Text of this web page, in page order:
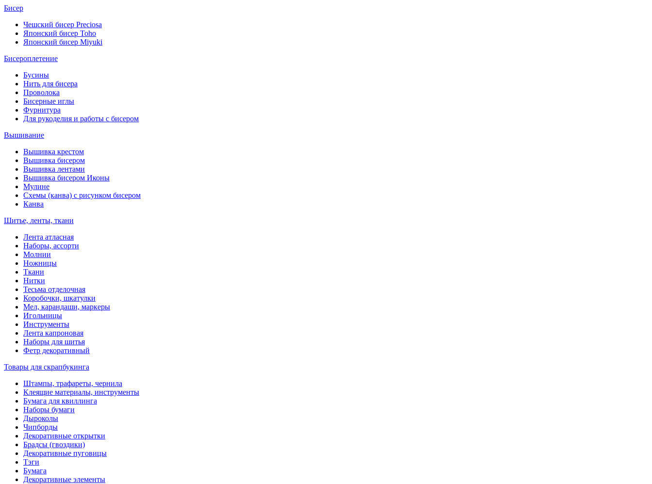
Бисер
Чешский бисер Preciosa
Японский бисер Toho
Японский бисер Miyuki
Бисероплетение
Бусины
Нить для бисера
Проволока
Бисерные иглы
Фурнитура
Для рукоделия и работы с бисером
Вышивание
Вышивка крестом
Вышивка бисером
Вышивка лентами
Вышивка бисером Иконы
Мулине
Схемы (канва) с рисунком бисером
Канва
Шитье, ленты, ткани
Лента атласная
Наборы, ассорти
Молнии
Ножницы
Ткани
Нитки
Тесьма отделочная
Коробочки, шкатулки
Мел, карандаши, маркеры
Игольницы
Инструменты
Лента капроновая
Наборы для шитья
Фетр декоративный
Товары для скрапбукинга
Штампы, трафареты, чернила
Клеящие материалы, инструменты
Бумага для квиллинга
Наборы бумаги
Дыроколы
Чипборды
Декоративные открытки
Брадсы (гвоздики)
Декоративные пуговицы
Тэги
Бумага
Декоративные элементы